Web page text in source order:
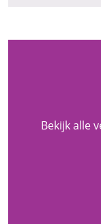
Bekijk alle